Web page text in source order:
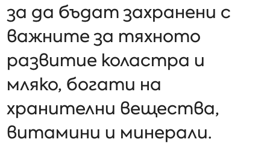
за да бъдат захранени с
важните за тяхното
развитие коластра и
мляко, богати на
хранителни вещества,
витамини и минерали.